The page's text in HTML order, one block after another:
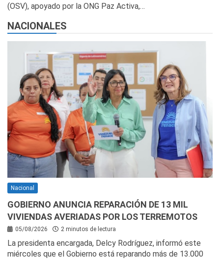
(OSV), apoyado por la ONG Paz Activa,…
NACIONALES
Nacional
GOBIERNO ANUNCIA REPARACIÓN DE 13 MIL
VIVIENDAS AVERIADAS POR LOS TERREMOTOS
05/08/2026 2 minutos de lectura
La presidenta encargada, Delcy Rodríguez, informó este
miércoles que el Gobierno está reparando más de 13.000